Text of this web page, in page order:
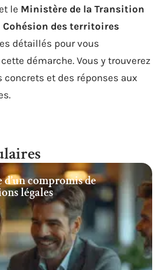
et le Ministère de la Transition
Cohésion des territoires
détaillés pour vous
démarche. Vous y trouverez
concrets et des réponses aux
compromis de
légales